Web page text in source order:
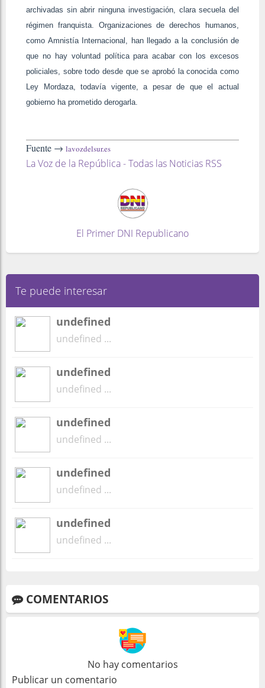
archivadas sin abrir ninguna investigación, clara secuela del
régimen franquista. Organizaciones de derechos humanos,
como Amnistía Internacional, han llegado a la conclusión de
que no hay voluntad política para acabar con los excesos
policiales, sobre todo desde que se aprobó la conocida como
Ley Mordaza, todavía vigente, a pesar de que el actual
gobierno ha prometido derogarla.
Fuente → lavozdelsur.es
La Voz de la República - Todas las Noticias RSS
El Primer DNI Republicano
Te puede interesar
undefined
undefined ...
undefined
undefined ...
undefined
undefined ...
undefined
undefined ...
undefined
undefined ...
COMENTARIOS
No hay comentarios
Publicar un comentario